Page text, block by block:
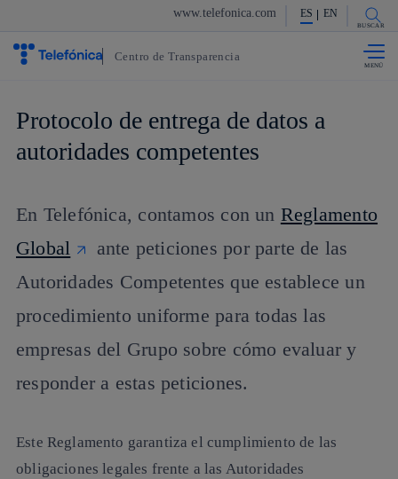
Saltar alwww.telefonica.com ES EN
BUSCAR
Centro de Transparencia
Protocolo de entrega de datos a
autoridades competentes
En Telefónica, contamos con un Reglamento
Global
ante peticiones por parte de las
Autoridades Competentes que establece un
procedimiento uniforme para todas las
empresas del Grupo sobre cómo evaluar y
responder a estas peticiones.
Este Reglamento garantiza el cumplimiento de las
obligaciones legales frente a las Autoridades